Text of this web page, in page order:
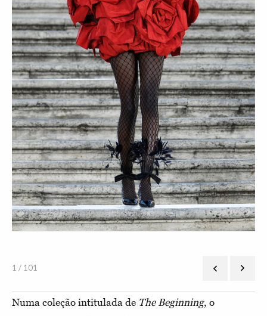
1 / 101
Numa coleção intitulada de The Beginning, o